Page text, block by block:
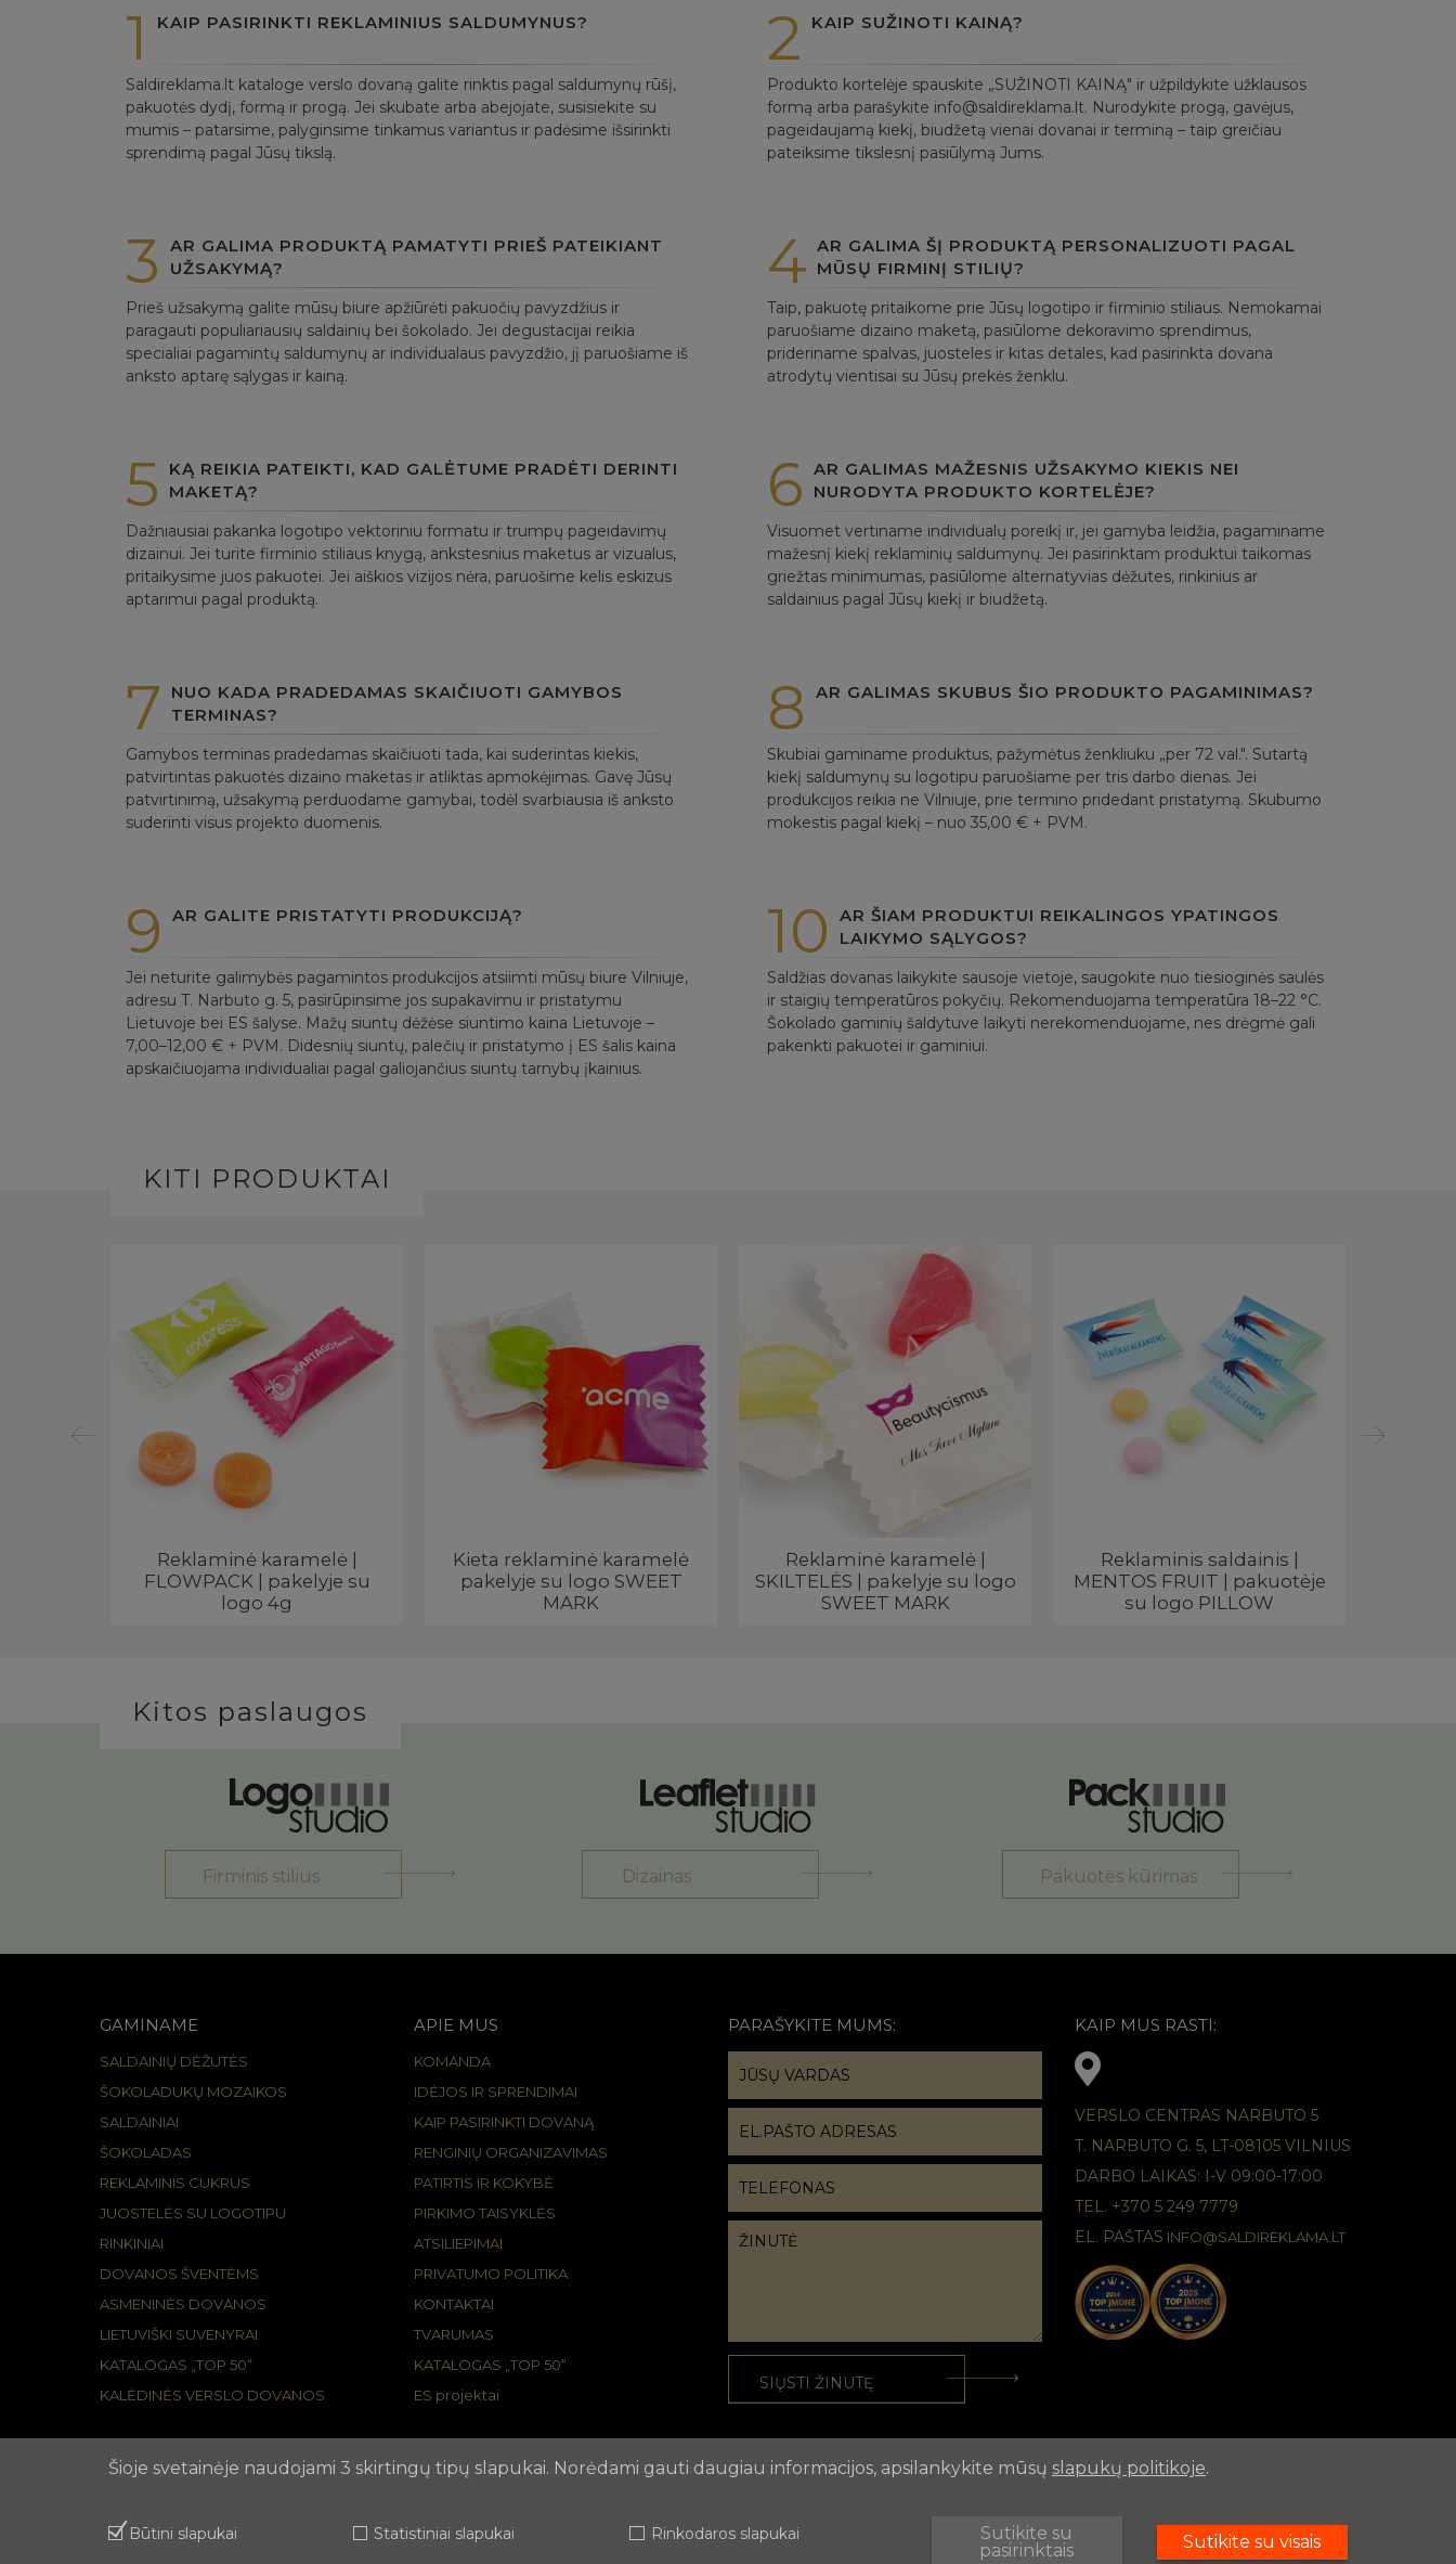
1 KAIP PASIRINKTI REKLAMINIUS SALDUMYNUS?
Saldireklama.lt kataloge verslo dovaną galite rinktis pagal saldumynų rūšį,
pakuotės dydį, formą ir progą. Jei skubate arba abejojate, susisiekite su
mumis – patarsime, palyginsime tinkamus variantus ir padėsime išsirinkti
sprendimą pagal Jūsų tikslą.
2 KAIP SUŽINOTI KAINĄ?
Produkto kortelėje spauskite „SUŽINOTI KAINĄ" ir užpildykite užklausos
formą arba parašykite info@saldireklama.lt. Nurodykite progą, gavėjus,
pageidaujamą kiekį, biudžetą vienai dovanai ir terminą – taip greičiau
pateiksime tikslesnį pasiūlymą Jums.
3
AR GALIMA PRODUKTĄ PAMATYTI PRIEŠ PATEIKIANT
UŽSAKYMĄ?
Prieš užsakymą galite mūsų biure apžiūrėti pakuočių pavyzdžius ir
paragauti populiariausių saldainių bei šokolado. Jei degustacijai reikia
specialiai pagamintų saldumynų ar individualaus pavyzdžio, jį paruošiame iš
anksto aptarę sąlygas ir kainą.
4 AR GALIMA ŠĮ PRODUKTĄ PERSONALIZUOTI PAGAL
MŪSŲ FIRMINĮ STILIŲ?
Taip, pakuotę pritaikome prie Jūsų logotipo ir firminio stiliaus. Nemokamai
paruošiame dizaino maketą, pasiūlome dekoravimo sprendimus,
prideriname spalvas, juosteles ir kitas detales, kad pasirinkta dovana
atrodytų vientisai su Jūsų prekės ženklu.
5
KĄ REIKIA PATEIKTI, KAD GALĖTUME PRADĖTI DERINTI
MAKETĄ?
Dažniausiai pakanka logotipo vektoriniu formatu ir trumpų pageidavimų
dizainui. Jei turite firminio stiliaus knygą, ankstesnius maketus ar vizualus,
pritaikysime juos pakuotei. Jei aiškios vizijos nėra, paruošime kelis eskizus
aptarimui pagal produktą.
6 AR GALIMAS MAŽESNIS UŽSAKYMO KIEKIS NEI
NURODYTA PRODUKTO KORTELĖJE?
Visuomet vertiname individualų poreikį ir, jei gamyba leidžia, pagaminame
mažesnį kiekį reklaminių saldumynų. Jei pasirinktam produktui taikomas
griežtas minimumas, pasiūlome alternatyvias dėžutes, rinkinius ar
saldainius pagal Jūsų kiekį ir biudžetą.
7
NUO KADA PRADEDAMAS SKAIČIUOTI GAMYBOS
TERMINAS?
Gamybos terminas pradedamas skaičiuoti tada, kai suderintas kiekis,
patvirtintas pakuotės dizaino maketas ir atliktas apmokėjimas. Gavę Jūsų
patvirtinimą, užsakymą perduodame gamybai, todėl svarbiausia iš anksto
suderinti visus projekto duomenis.
8 AR GALIMAS SKUBUS ŠIO PRODUKTO PAGAMINIMAS?
Skubiai gaminame produktus, pažymėtus ženkliuku „per 72 val.". Sutartą
kiekį saldumynų su logotipu paruošiame per tris darbo dienas. Jei
produkcijos reikia ne Vilniuje, prie termino pridedant pristatymą. Skubumo
mokestis pagal kiekį – nuo 35,00 € + PVM.
9 AR GALITE PRISTATYTI PRODUKCIJĄ?
Jei neturite galimybės pagamintos produkcijos atsiimti mūsų biure Vilniuje,
adresu T. Narbuto g. 5, pasirūpinsime jos supakavimu ir pristatymu
Lietuvoje bei ES šalyse. Mažų siuntų dėžėse siuntimo kaina Lietuvoje –
7,00–12,00 € + PVM. Didesnių siuntų, palečių ir pristatymo į ES šalis kaina
apskaičiuojama individualiai pagal galiojančius siuntų tarnybų įkainius.
10
AR ŠIAM PRODUKTUI REIKALINGOS YPATINGOS
LAIKYMO SĄLYGOS?
Saldžias dovanas laikykite sausoje vietoje, saugokite nuo tiesioginės saulės
ir staigių temperatūros pokyčių. Rekomenduojama temperatūra 18–22 °C.
Šokolado gaminių šaldytuve laikyti nerekomenduojame, nes drėgmė gali
pakenkti pakuotei ir gaminiui.
KITI PRODUKTAI
Reklaminė karamelė |
FLOWPACK | pakelyje su
logo 4g
Kieta reklaminė karamelė
pakelyje su logo SWEET
MARK
Reklaminė karamelė |
SKILTELĖS | pakelyje su logo
SWEET MARK
Reklaminis saldainis |
MENTOS FRUIT | pakuotėje
su logo PILLOW
Kitos paslaugos
Firminis stilius Dizainas Pakuotės kūrimas
GAMINAME
SALDAINIŲ DĖŽUTĖS
ŠOKOLADUKŲ MOZAIKOS
SALDAINIAI
ŠOKOLADAS
REKLAMINIS CUKRUS
JUOSTELĖS SU LOGOTIPU
RINKINIAI
DOVANOS ŠVENTĖMS
ASMENINĖS DOVANOS
LIETUVIŠKI SUVENYRAI
KATALOGAS „TOP 50“
KALĖDINĖS VERSLO DOVANOS
APIE MUS
KOMANDA
IDĖJOS IR SPRENDIMAI
KAIP PASIRINKTI DOVANĄ
RENGINIŲ ORGANIZAVIMAS
PATIRTIS IR KOKYBĖ
PIRKIMO TAISYKLĖS
ATSILIEPIMAI
PRIVATUMO POLITIKA
KONTAKTAI
TVARUMAS
KATALOGAS „TOP 50“
ES projektai
PARAŠYKITE MUMS: KAIP MUS RASTI:
VERSLO CENTRAS NARBUTO 5
T. NARBUTO G. 5, LT-08105 VILNIUS
DARBO LAIKAS: I-V 09:00-17:00
TEL. +370 5 249 7779
EL. PAŠTAS INFO@SALDIREKLAMA.LT
Šioje svetainėje naudojami 3 skirtingų tipų slapukai. Norėdami gauti daugiau informacijos, apsilankykite mūsų slapukų politikoje.
Būtini slapukai Statistiniai slapukai Rinkodaros slapukai
Sutikite su
pasirinktais
Sutikite su visais